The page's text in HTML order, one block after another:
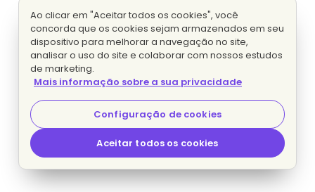
Ao clicar em "Aceitar todos os cookies", você
concorda que os cookies sejam armazenados em seu
dispositivo para melhorar a navegação no site,
analisar o uso do site e colaborar com nossos estudos
de marketing.
Mais informação sobre a sua privacidade
Configuração de cookies
Aceitar todos os cookies